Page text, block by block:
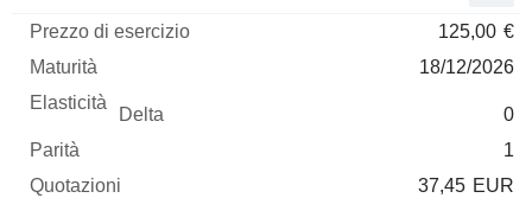
125,00 €
18/12/2026
0
1
37,45 EUR